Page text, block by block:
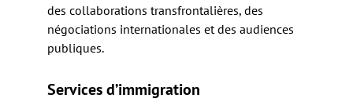
des collaborations transfrontalières, des
négociations internationales et des audiences
publiques.
Services d’immigration